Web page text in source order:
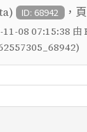
ID: 68942 ，頁
11-08 07:15:38